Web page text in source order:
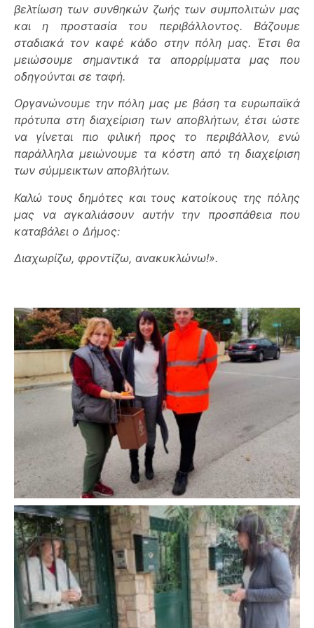
βελτίωση των συνθηκών ζωής των συμπολιτών μας
και η προστασία του περιβάλλοντος. Βάζουμε
σταδιακά τον καφέ κάδο στην πόλη μας. Έτσι θα
μειώσουμε σημαντικά τα απορρίμματα μας που
οδηγούνται σε ταφή.
Οργανώνουμε την πόλη μας με βάση τα ευρωπαϊκά
πρότυπα στη διαχείριση των αποβλήτων, έτσι ώστε
να γίνεται πιο φιλική προς το περιβάλλον, ενώ
παράλληλα μειώνουμε τα κόστη από τη διαχείριση
των σύμμεικτων αποβλήτων.
Καλώ τους δημότες και τους κατοίκους της πόλης
μας να αγκαλιάσουν αυτήν την προσπάθεια που
καταβάλει ο Δήμος:
Διαχωρίζω, φροντίζω, ανακυκλώνω!».